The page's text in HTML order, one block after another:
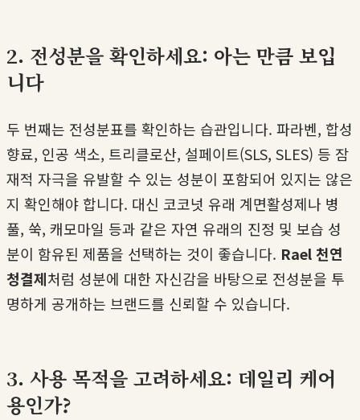
2. 전성분을 확인하세요: 아는 만큼 보입
니다
두 번째는 전성분표를 확인하는 습관입니다. 파라벤, 합성
향료, 인공 색소, 트리클로산, 설페이트(SLS, SLES) 등 잠
재적 자극을 유발할 수 있는 성분이 포함되어 있지는 않은
지 확인해야 합니다. 대신 코코넛 유래 계면활성제나 병
풀, 쑥, 캐모마일 등과 같은 자연 유래의 진정 및 보습 성
분이 함유된 제품을 선택하는 것이 좋습니다. Rael 천연
청결제처럼 성분에 대한 자신감을 바탕으로 전성분을 투
명하게 공개하는 브랜드를 신뢰할 수 있습니다.
3. 사용 목적을 고려하세요: 데일리 케어
용인가?